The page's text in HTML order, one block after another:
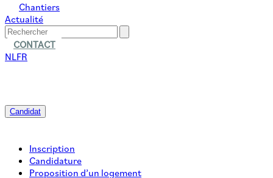
Chantiers
Actualité
CONTACT
NLFR
Candidat
Inscription
Candidature
Proposition d’un logement